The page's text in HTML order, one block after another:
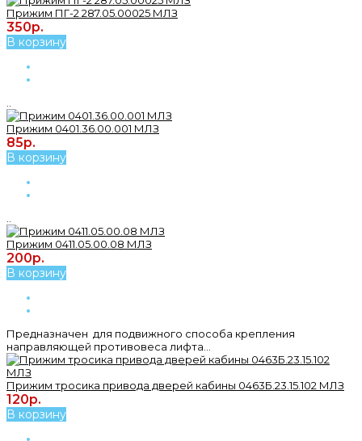
Прижим ПГ-2 287.05.00025 МЛЗ
350р.
В корзину
Прижим 0401.36.00.001 МЛЗ
85р.
В корзину
Прижим 0411.05.00.08 МЛЗ
200р.
В корзину
Предназначен для подвижного способа крепления
направляющей противовеса лифта...
Прижим тросика привода дверей кабины 0463Б.23.15.102 МЛЗ
120р.
В корзину